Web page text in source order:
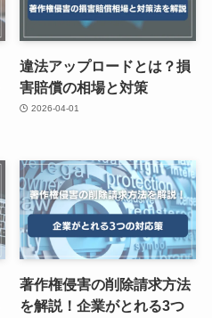
違法アップロードとは？損
害賠償の相場と対策
2026-04-01
著作権侵害の削除請求方法
を解説！企業がとれる3つ